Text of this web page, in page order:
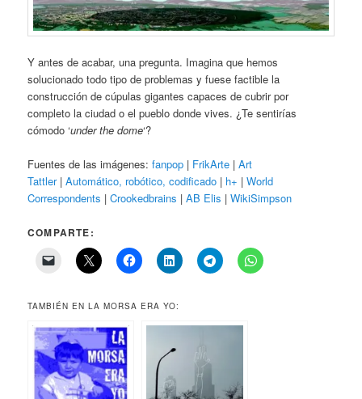
Y antes de acabar, una pregunta. Imagina que hemos
solucionado todo tipo de problemas y fuese factible la
construcción de cúpulas gigantes capaces de cubrir por
completo la ciudad o el pueblo donde vives. ¿Te sentirías
cómodo ‘under the dome‘?
Fuentes de las imágenes:fanpop | FrikArte |Art
Tattler|Automático, robótico, codificado | h+ |World
Correspondents |Crookedbrains |AB Elis |WikiSimpson
COMPARTE:
TAMBIÉN EN LA MORSA ERA YO: